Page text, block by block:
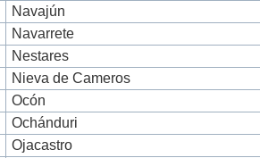
Navajún
Navarrete
Nestares
Nieva de Cameros
Ocón
Ochánduri
Ojacastro